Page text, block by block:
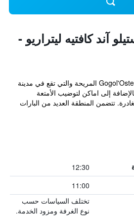
آند كافتيه ليتراريو -
توفر Gogol'Ostello & Caffe Letterario المريحة والتي تقع في مدينة
إلى اماكن لتوضيب الأمتعة
تتضمن المنطقة العديد من البارات
12:30
11:00
تختلف السياسات حسب
نوع الغرفة ومزود الخدمة.